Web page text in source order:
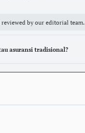
reviewed by our editorial team.
asuransi tradisional?